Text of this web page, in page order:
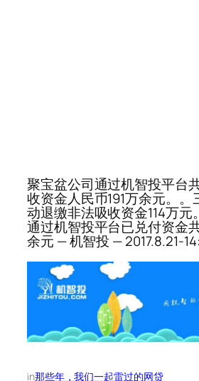
聚宝盆公司通过机智投平台
收资金人民币191万余元。。
动退缴非法吸收资金114万元
通过机智投平台已兑付资金
余元 — 机智投 — 2017.8.21-
in那些年，我们一起雷过的网贷